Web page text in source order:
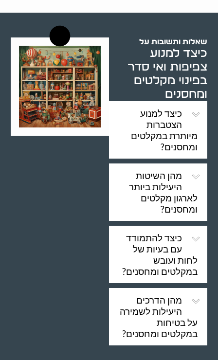
שאלות ותשובות על
כיצד למנוע
צפיפות ואי סדר
בפינוי מקלטים
ומחסנים
כיצד למנוע
הצטברות
מיותרת במקלטים
ומחסנים?
מהן השיטות
היעילות ביותר
לארגון מקלטים
ומחסנים?
כיצד להתמודד
עם בעיות של
לחות ועובש
במקלטים ומחסנים?
מהן הדרכים
היעילות לשמירה
על בטיחות
במקלטים ומחסנים?